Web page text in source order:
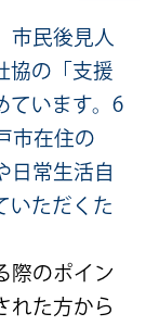
市民後見人
協の「支援
ています。6
市在住の
日常生活自
いただくた
際のポイン
れた方から